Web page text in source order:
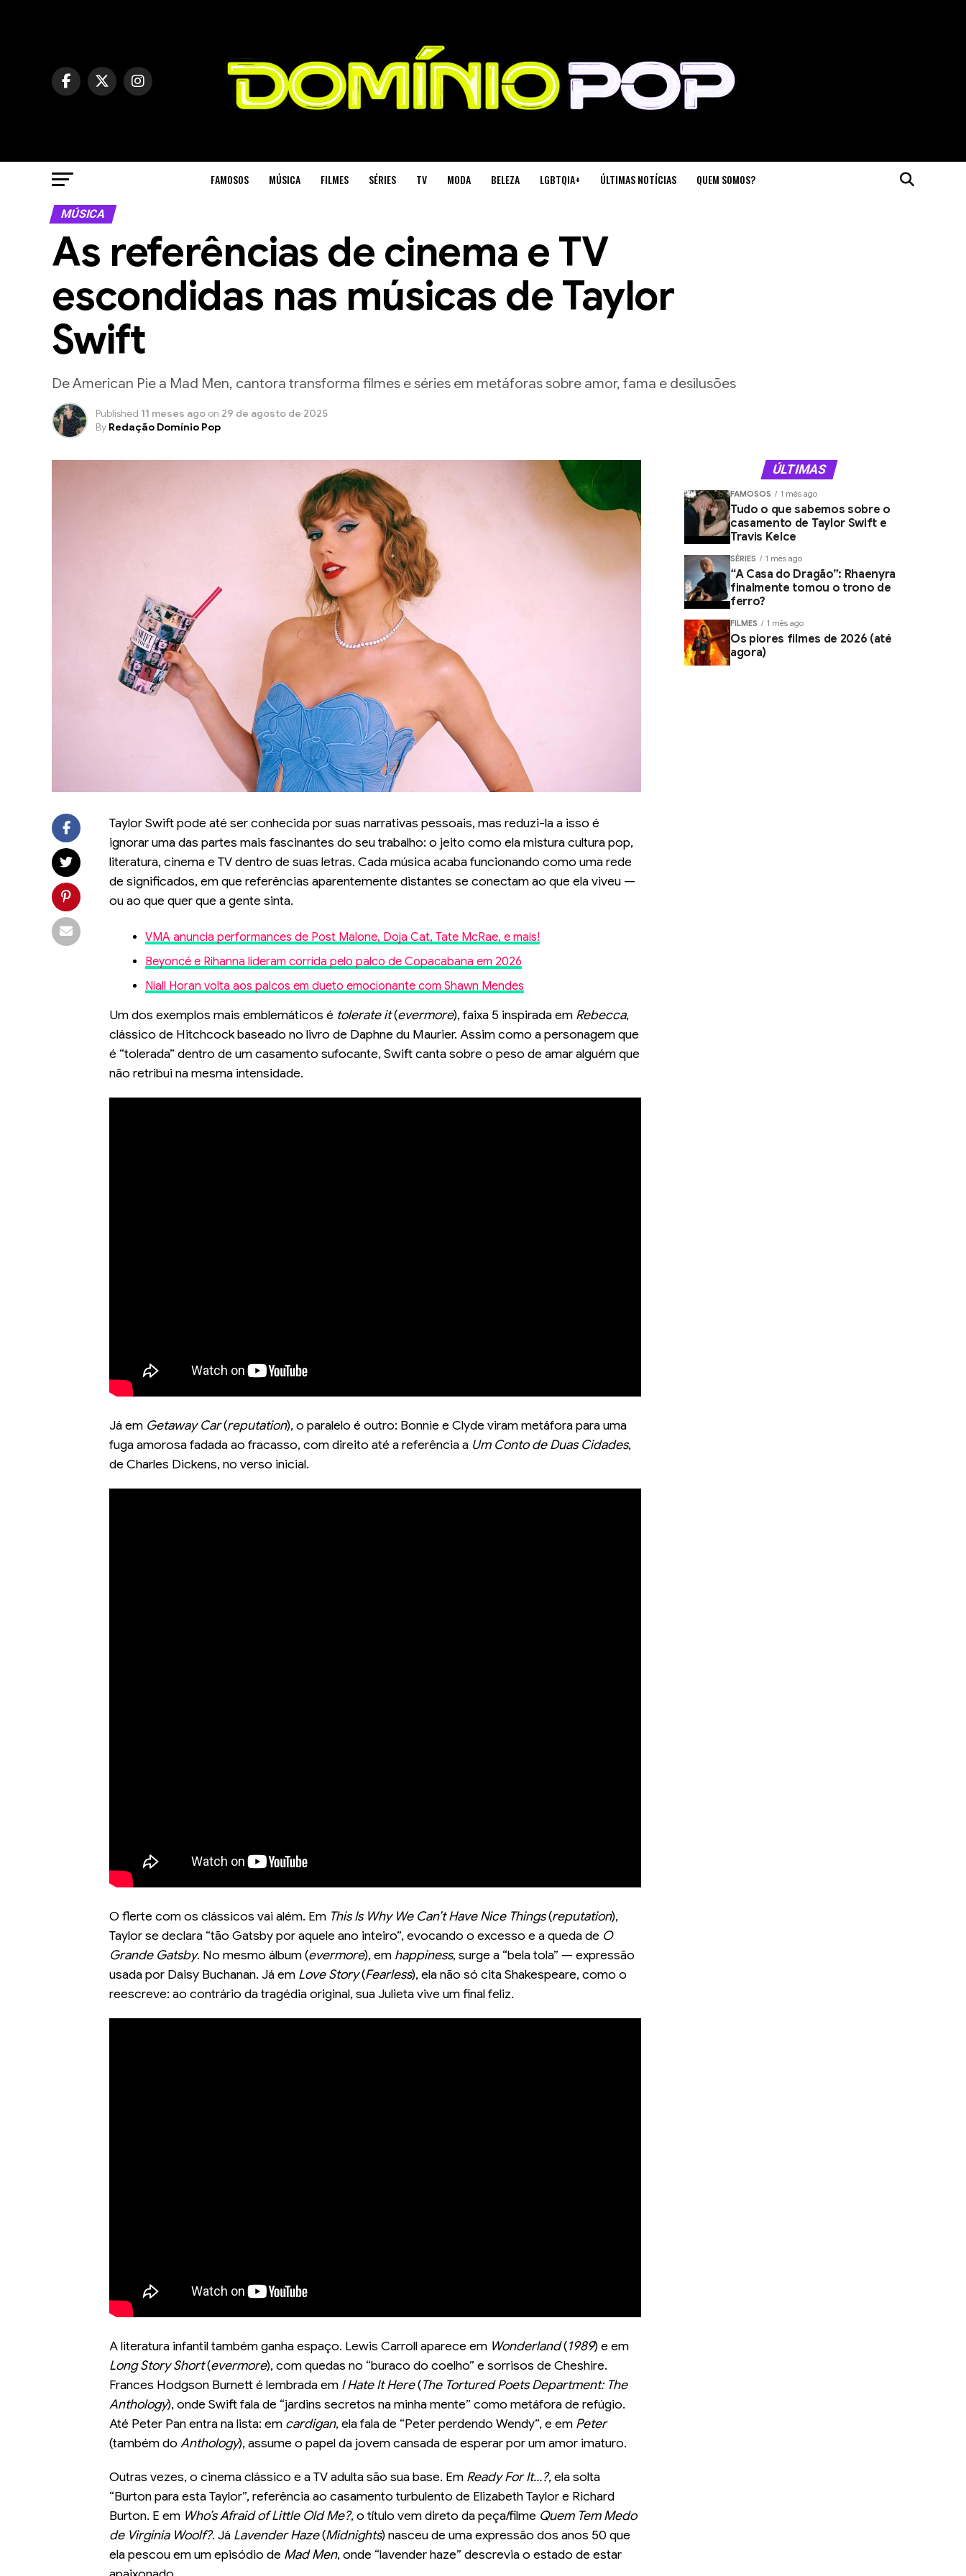
FAMOSOS MÚSICA FILMES SÉRIES TV MODA BELEZA LGBTQIA+ ÚLTIMAS NOTÍCIAS QUEM SOMOS?
MÚSICA
As referências de cinema e TV
escondidas nas músicas de Taylor
Swift
De American Pie a Mad Men, cantora transforma filmes e séries em metáforas sobre amor, fama e desilusões
Published 11 meses ago on 29 de agosto de 2025
By Redação Domínio Pop
Taylor Swift pode até ser conhecida por suas narrativas pessoais, mas reduzi-la a isso é
ignorar uma das partes mais fascinantes do seu trabalho: o jeito como ela mistura cultura pop,
literatura, cinema e TV dentro de suas letras. Cada música acaba funcionando como uma rede
de significados, em que referências aparentemente distantes se conectam ao que ela viveu —
ou ao que quer que a gente sinta.
VMA anuncia performances de Post Malone, Doja Cat, Tate McRae, e mais!
Beyoncé e Rihanna lideram corrida pelo palco de Copacabana em 2026
Niall Horan volta aos palcos em dueto emocionante com Shawn Mendes
Um dos exemplos mais emblemáticos é tolerate it(evermore), faixa 5 inspirada em Rebecca,
clássico de Hitchcock baseado no livro de Daphne du Maurier. Assim como a personagem que
é “tolerada” dentro de um casamento sufocante, Swift canta sobre o peso de amar alguém que
não retribui na mesma intensidade.
Já em Getaway Car(reputation), o paralelo é outro: Bonnie e Clyde viram metáfora para uma
fuga amorosa fadada ao fracasso, com direito até a referência a Um Conto de Duas Cidades,
de Charles Dickens, no verso inicial.
O flerte com os clássicos vai além. Em This Is Why We Can’t Have Nice Things(reputation),
Taylor se declara “tão Gatsby por aquele ano inteiro”, evocando o excesso e a queda de O
Grande Gatsby. No mesmo álbum (evermore), em happiness, surge a “bela tola” — expressão
usada por Daisy Buchanan. Já em Love Story(Fearless), ela não só cita Shakespeare, como o
reescreve: ao contrário da tragédia original, sua Julieta vive um final feliz.
A literatura infantil também ganha espaço. Lewis Carroll aparece em Wonderland(1989) e em
Long Story Short(evermore), com quedas no “buraco do coelho” e sorrisos de Cheshire.
Frances Hodgson Burnett é lembrada em I Hate It Here(The Tortured Poets Department: The
Anthology), onde Swift fala de “jardins secretos na minha mente” como metáfora de refúgio.
Até Peter Pan entra na lista: em cardigan, ela fala de “Peter perdendo Wendy”, e em Peter
(também doAnthology), assume o papel da jovem cansada de esperar por um amor imaturo.
Outras vezes, o cinema clássico e a TV adulta são sua base. Em Ready For It…?, ela solta
“Burton para esta Taylor”, referência ao casamento turbulento de Elizabeth Taylor e Richard
Burton. E em Who’s Afraid of Little Old Me?, o título vem direto da peça/filme Quem Tem Medo
de Virginia Woolf?. Já Lavender Haze(Midnights) nasceu de uma expressão dos anos 50 que
ela pescou em um episódio de Mad Men, onde “lavender haze” descrevia o estado de estar
ÚLTIMAS
FAMOSOS 1 mês ago
Tudo o que sabemos sobre o
casamento de Taylor Swift e
Travis Kelce
SÉRIES 1 mês ago
“A Casa do Dragão”: Rhaenyra
finalmente tomou o trono de
ferro?
FILMES 1 mês ago
Os piores filmes de 2026 (até
agora)